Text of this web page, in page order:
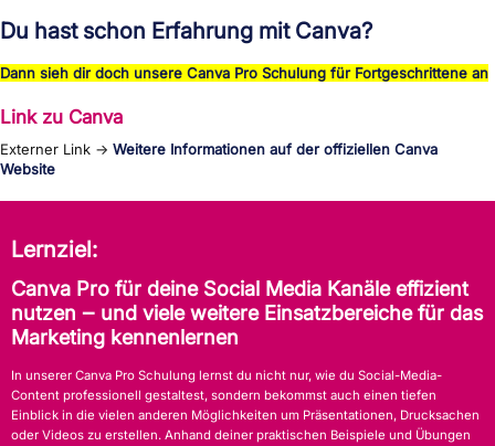
Du hast schon Erfahrung mit Canva?
Dann sieh dir doch unsere Canva Pro Schulung für Fortgeschrittene an
Link zu Canva
Externer Link → Weitere Informationen auf der offiziellen Canva
Website
Lernziel:
Canva Pro für deine Social Media Kanäle effizient
nutzen ‒ und viele weitere Einsatzbereiche für das
Marketing kennenlernen
In unserer Canva Pro Schulung lernst du nicht nur, wie du Social-Media-
Content professionell gestaltest, sondern bekommst auch einen tiefen
Einblick in die vielen anderen Möglichkeiten um Präsentationen, Drucksachen
oder Videos zu erstellen. Anhand deiner praktischen Beispiele und Übungen